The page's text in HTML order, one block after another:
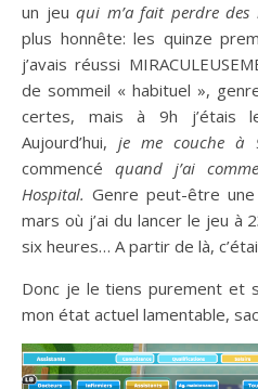
un jeuqui m’a fait perdre des
plus honnête: les quinze
j’avais réussi
de sommeil « habituel »,
certes, mais à 9h j’étais
Aujourd’hui,je me couche à
commencéquand j’ai
Hospital. Genre peut-être
mars où j’ai du lancer le jeu à
six heures… A partir de là,
Donc je le tiens purement et
mon état actuel lamentable,